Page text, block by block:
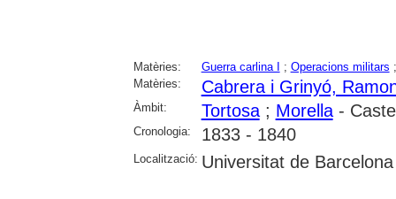
Matèries: Guerra carlina I ; Operacions militars
Matèries:
Cabrera i Grinyó,
Àmbit: Tortosa; Morella-
Cronologia: 1833 - 1840
Localització: Universitat de Barcelona